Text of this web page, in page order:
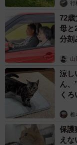
行
72
母と
分刻
山
涼し
ん、
く
椎
保護
え